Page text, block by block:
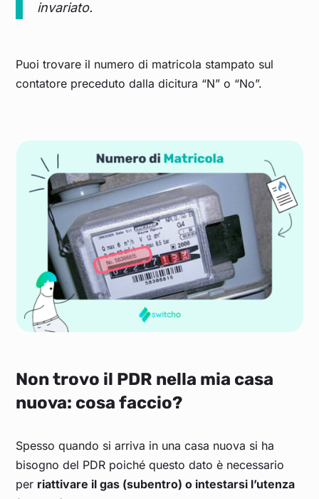
invariato.
Puoi trovare il numero di matricola stampato sul
contatore preceduto dalla dicitura “N” o “No”.
Non trovo il PDR nella mia casa
nuova: cosa faccio?
Spesso quando si arriva in una casa nuova si ha
bisogno del PDR poiché questo dato è necessario
per riattivare il gas (subentro) o intestarsi l’utenza